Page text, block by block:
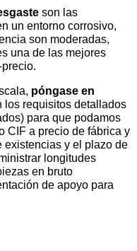
son las
un entorno corrosivo,
son moderadas,
una de las mejores
póngase en
los requisitos detallados
para que podamos
CIF a precio de fábrica y
y el plazo de
longitudes
en bruto
de apoyo para